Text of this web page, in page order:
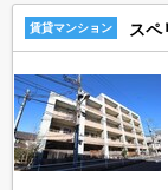
賃貸マンション スペ